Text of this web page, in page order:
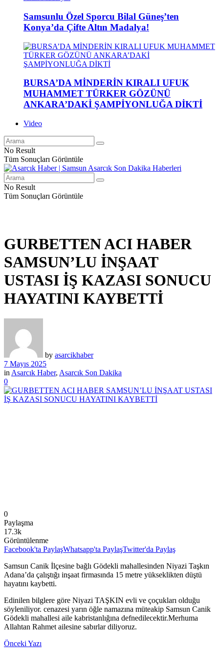
Samsunlu Özel Sporcu Bilal Güneş’ten
Konya’da Çifte Altın Madalya!
BURSA’DA MİNDERİN KIRALI UFUK
MUHAMMET TÜRKER GÖZÜNÜ
ANKARA’DAKİ ŞAMPİYONLUĞA DİKTİ
Video
No Result
Tüm Sonuçları Görüntüle
No Result
Tüm Sonuçları Görüntüle
GURBETTEN ACI HABER
SAMSUN’LU İNŞAAT
USTASI İŞ KAZASI SONUCU
HAYATINI KAYBETTİ
by asarcikhaber
7 Mayıs 2025
in Asarcık Haber, Asarcık Son Dakika
0
0
Paylaşma
17.3k
Görüntülenme
Facebook'ta PaylaşWhatsapp'ta PaylaşTwitter'da Paylaş
Samsun Canik İlçesine bağlı Gödekli mahallesinden Niyazi Taşkın
Adana’da çalıştığı inşaat firmasında 15 metre yükseklikten düştü
hayatını kaybetti.
Edinilen bilglere göre Niyazi TAŞKIN evli ve çoçukları olduğu
söyleniliyor. cenazesi yarın öğle namazına müteakip Samsun Canik
Gödekli mahallesi aile kabristanlığına defnedilecektir.Merhuma
Allahtan Rahmet ailesine sabırlar diliyoruz.
Önceki Yazı